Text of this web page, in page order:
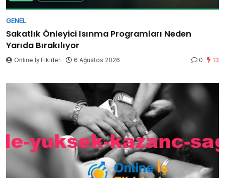
GENEL
Sakatlık Önleyici Isınma Programları Neden
Yarıda Bırakılıyor
Online İş Fikirleri 6 Ağustos 2026 0 13